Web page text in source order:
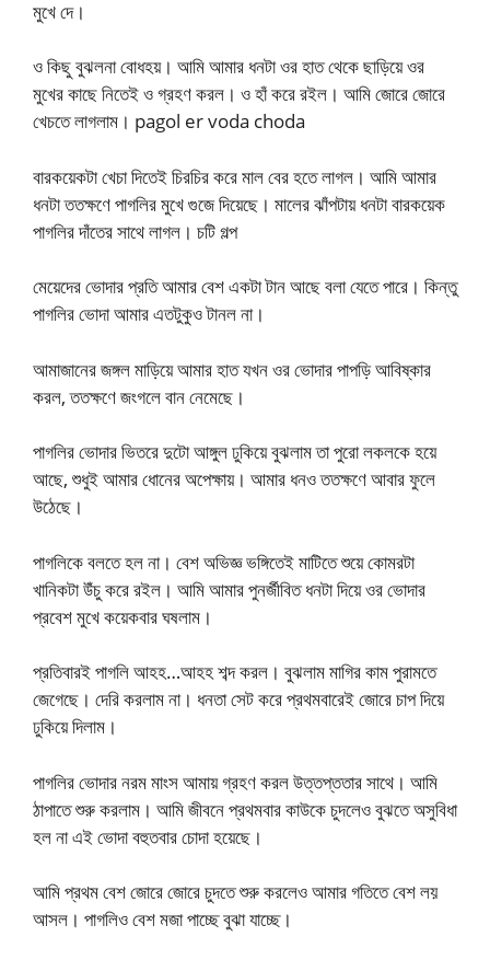
মুখে দে।
ও কিছু বুঝলনা বোধহয়। আমি আমার ধনটা ওর হাত থেকে ছাড়িয়ে ওর
মুখের কাছে নিতেই ও গ্রহণ করল। ও হাঁ করে রইল। আমি জোরে জোরে
খেচতে লাগলাম। pagol er voda choda
বারকয়েকটা খেচা দিতেই চিরচির করে মাল বের হতে লাগল। আমি আমার
ধনটা ততক্ষণে পাগলির মুখে গুজে দিয়েছে। মালের ঝাঁপটায় ধনটা বারকয়েক
পাগলির দাঁতের সাথে লাগল। চটি গল্প
মেয়েদের ভোদার প্রতি আমার বেশ একটা টান আছে বলা যেতে পারে। কিন্তু
পাগলির ভোদা আমার এতটুকুও টানল না।
আমাজানের জঙ্গল মাড়িয়ে আমার হাত যখন ওর ভোদার পাপড়ি আবিষ্কার
করল, ততক্ষণে জংগলে বান নেমেছে।
পাগলির ভোদার ভিতরে দুটো আঙ্গুল ঢুকিয়ে বুঝলাম তা পুরো লকলকে হয়ে
আছে, শুধুই আমার ধোনের অপেক্ষায়। আমার ধনও ততক্ষণে আবার ফুলে
উঠেছে।
পাগলিকে বলতে হল না। বেশ অভিজ্ঞ ভঙ্গিতেই মাটিতে শুয়ে কোমরটা
খানিকটা উঁচু করে রইল। আমি আমার পুনর্জীবিত ধনটা দিয়ে ওর ভোদার
প্রবেশ মুখে কয়েকবার ঘষলাম।
প্রতিবারই পাগলি আহহ…আহহ শব্দ করল। বুঝলাম মাগির কাম পুরামতে
জেগেছে। দেরি করলাম না। ধনতা সেট করে প্রথমবারেই জোরে চাপ দিয়ে
ঢুকিয়ে দিলাম।
পাগলির ভোদার নরম মাংস আমায় গ্রহণ করল উত্তপ্ততার সাথে। আমি
ঠাপাতে শুরু করলাম। আমি জীবনে প্রথমবার কাউকে চুদলেও বুঝতে অসুবিধা
হল না এই ভোদা বহুতবার চোদা হয়েছে।
আমি প্রথম বেশ জোরে জোরে চুদতে শুরু করলেও আমার গতিতে বেশ লয়
আসল। পাগলিও বেশ মজা পাচ্ছে বুঝা যাচ্ছে।